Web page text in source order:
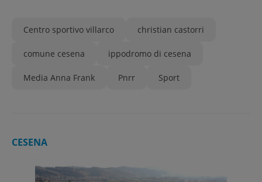
Centro sportivo villarco christian castorri
comune cesena ippodromo di cesena
Media Anna Frank Pnrr Sport
CESENA